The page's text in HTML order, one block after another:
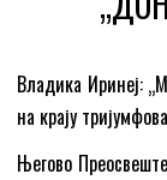
Владика Иринеј:
на крају
Његово